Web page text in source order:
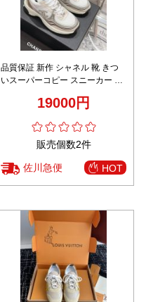
品質保証 新作 シャネル 靴 きつ
いスーパーコピー スニーカー カ
19000円
販売個数2件
佐川急便 HOT